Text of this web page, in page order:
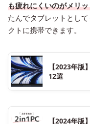
も疲れにくいのがメリ
たんでタブレットとし
クトに携帯できます。
【2023年
12選
【2024年